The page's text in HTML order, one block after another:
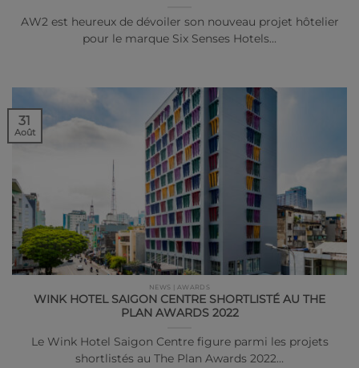
AW2 est heureux de dévoiler son nouveau projet hôtelier
pour le marque Six Senses Hotels…
NEWS | AWARDS
WINK HOTEL SAIGON CENTRE SHORTLISTÉ AU THE
PLAN AWARDS 2022
Le Wink Hotel Saigon Centre figure parmi les projets
shortlistés au The Plan Awards 2022…
31
Août